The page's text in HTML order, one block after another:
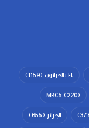
Et بالجزائري
(1159)
MBC5 (220)
الجزائر (655)